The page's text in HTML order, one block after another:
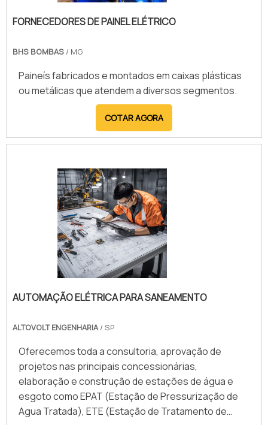
FORNECEDORES DE PAINEL ELÉTRICO
BHS BOMBAS / MG
Paineís fabricados e montados em caixas plásticas
ou metálicas que atendem a diversos segmentos.
COTAR AGORA
AUTOMAÇÃO ELÉTRICA PARA SANEAMENTO
ALTOVOLT ENGENHARIA/ SP
Oferecemos toda a consultoria, aprovação de
projetos nas principais concessionárias,
elaboração e construção de estações de água e
esgoto como EPAT (Estação de Pressurização de
Agua Tratada), ETE (Estação de Tratamento de